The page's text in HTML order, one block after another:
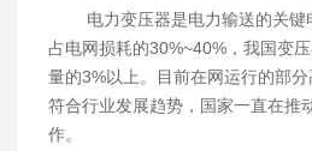
电力变压器是电力输送的关键
占电网损耗的30%~40%，我国变
量的3%以上。目前在网运行的部
符合行业发展趋势，国家一直在推
作。